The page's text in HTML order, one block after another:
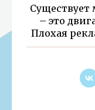
Существует
– это
Плохая